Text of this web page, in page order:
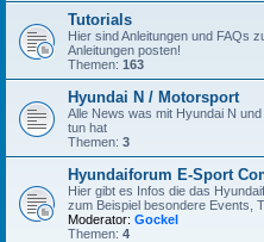
Tutorials
Hier sind Anleitungen und FAQs
Anleitungen posten!
Themen: 163
Hyundai N / Motorsport
Alle News was mit Hyundai N
tun hat
Themen: 3
Hyundaiforum E-Sport
Hier gibt es Infos die das
zum Beispiel besondere Events,
Moderator: Gockel
Themen: 4